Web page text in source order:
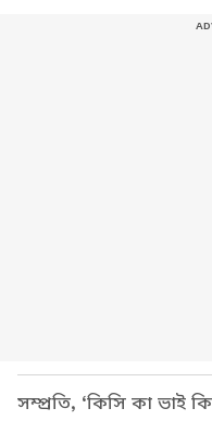
সম্প্রতি, ‘কিসি কা ভাই